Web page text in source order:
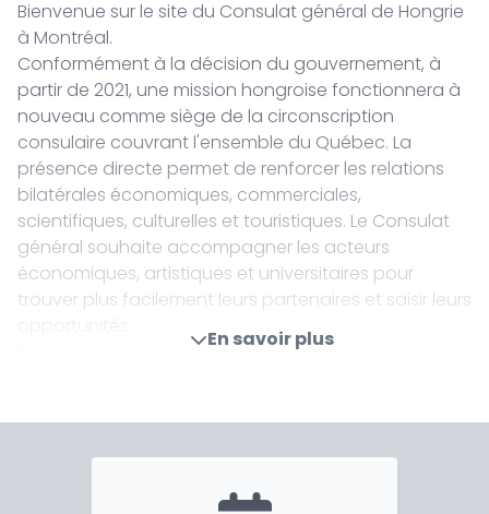
Bienvenue sur le site du Consulat général de Hongrie
à Montréal.
Conformément à la décision du gouvernement, à
partir de 2021, une mission hongroise fonctionnera à
nouveau comme siège de la circonscription
consulaire couvrant l'ensemble du Québec. La
présence directe permet de renforcer les relations
bilatérales économiques, commerciales,
scientifiques, culturelles et touristiques. Le Consulat
général souhaite accompagner les acteurs
économiques, artistiques et universitaires pour
trouver plus facilement leurs partenaires et saisir leurs
Il est extrêmement important pour nous de
province. Cette communauté est d'une importance
historique, puisque la province de Québec a été la
En savoir plus